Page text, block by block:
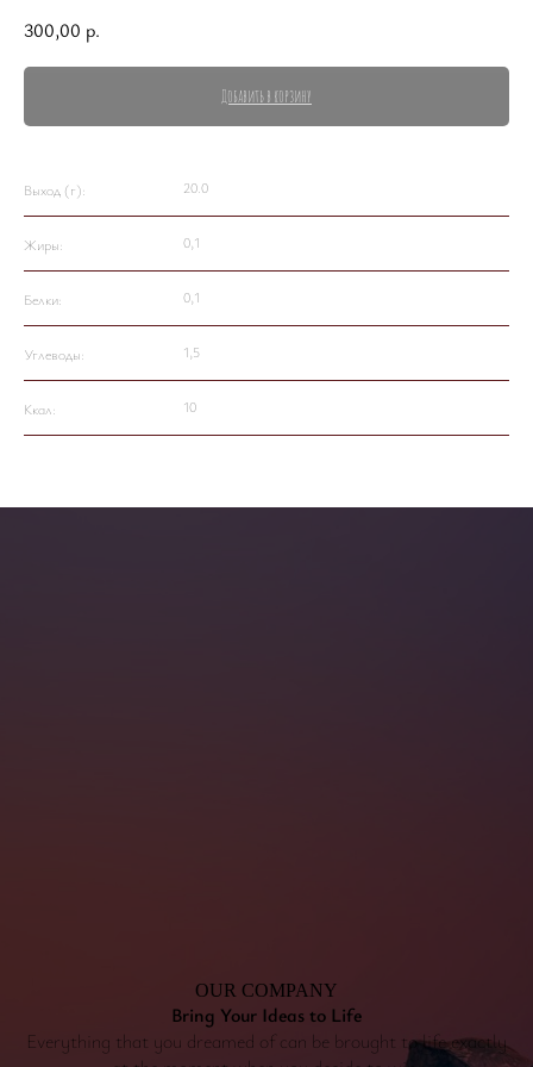
300,00 р.
Добавить в корзину
Выход (г): 20.0
Жиры: 0,1
Белки: 0,1
Углеводы: 1,5
Ккал: 10
OUR COMPANY
Bring Your Ideas to Life
Everything that you dreamed of can be brought to life exactly